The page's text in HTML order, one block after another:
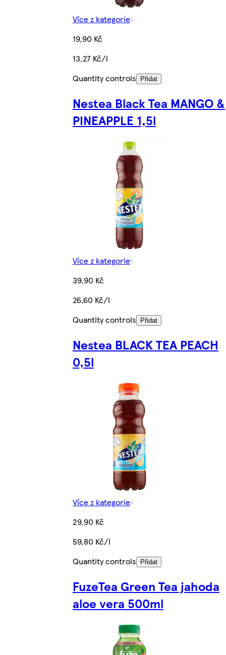
Více z kategorie
19,90 Kč
13,27 Kč/l
Quantity controls
Přidat
Nestea Black Tea MANGO &
PINEAPPLE 1,5l
Více z kategorie
39,90 Kč
26,60 Kč/l
Quantity controls
Přidat
Nestea BLACK TEA PEACH
0,5l
Více z kategorie
29,90 Kč
59,80 Kč/l
Quantity controls
Přidat
FuzeTea Green Tea jahoda
aloe vera 500ml